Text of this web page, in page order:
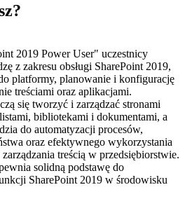
2019 Power User" uczestnicy
z zakresu obsługi SharePoint 2019,
platformy, planowanie i konfigurację
treściami oraz aplikacjami.
się tworzyć i zarządzać stronami
bibliotekami i dokumentami, a
do automatyzacji procesów,
oraz efektywnego wykorzystania
treścią w przedsiębiorstwie.
solidną podstawę do
SharePoint 2019 w środowisku